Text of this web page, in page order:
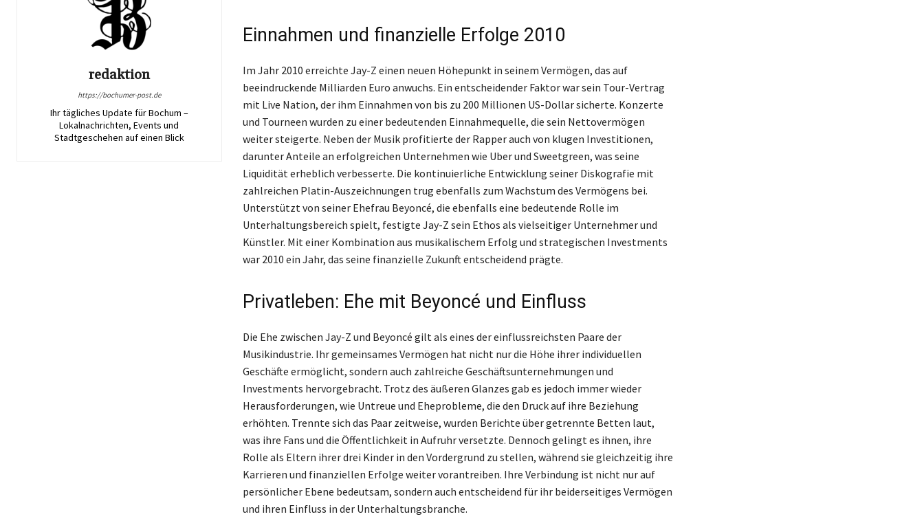
redaktion
https://bochumer-post.de
Ihr tägliches Update für Bochum –
Lokalnachrichten, Events und
Stadtgeschehen auf einen Blick
Einnahmen und finanzielle Erfolge 2010
Im Jahr 2010 erreichte Jay-Z einen neuen Höhepunkt in seinem Vermögen, das auf
beeindruckende Milliarden Euro anwuchs. Ein entscheidender Faktor war sein Tour-Vertrag
mit Live Nation, der ihm Einnahmen von bis zu 200 Millionen US-Dollar sicherte. Konzerte
und Tourneen wurden zu einer bedeutenden Einnahmequelle, die sein Nettovermögen
weiter steigerte. Neben der Musik profitierte der Rapper auch von klugen Investitionen,
darunter Anteile an erfolgreichen Unternehmen wie Uber und Sweetgreen, was seine
Liquidität erheblich verbesserte. Die kontinuierliche Entwicklung seiner Diskografie mit
zahlreichen Platin-Auszeichnungen trug ebenfalls zum Wachstum des Vermögens bei.
Unterstützt von seiner Ehefrau Beyoncé, die ebenfalls eine bedeutende Rolle im
Unterhaltungsbereich spielt, festigte Jay-Z sein Ethos als vielseitiger Unternehmer und
Künstler. Mit einer Kombination aus musikalischem Erfolg und strategischen Investments
war 2010 ein Jahr, das seine finanzielle Zukunft entscheidend prägte.
Privatleben: Ehe mit Beyoncé und Einfluss
Die Ehe zwischen Jay-Z und Beyoncé gilt als eines der einflussreichsten Paare der
Musikindustrie. Ihr gemeinsames Vermögen hat nicht nur die Höhe ihrer individuellen
Geschäfte ermöglicht, sondern auch zahlreiche Geschäftsunternehmungen und
Investments hervorgebracht. Trotz des äußeren Glanzes gab es jedoch immer wieder
Herausforderungen, wie Untreue und Eheprobleme, die den Druck auf ihre Beziehung
erhöhten. Trennte sich das Paar zeitweise, wurden Berichte über getrennte Betten laut,
was ihre Fans und die Öffentlichkeit in Aufruhr versetzte. Dennoch gelingt es ihnen, ihre
Rolle als Eltern ihrer drei Kinder in den Vordergrund zu stellen, während sie gleichzeitig ihre
Karrieren und finanziellen Erfolge weiter vorantreiben. Ihre Verbindung ist nicht nur auf
persönlicher Ebene bedeutsam, sondern auch entscheidend für ihr beiderseitiges Vermögen
und ihren Einfluss in der Unterhaltungsbranche.